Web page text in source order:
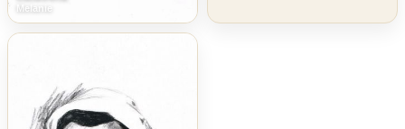
Melanie